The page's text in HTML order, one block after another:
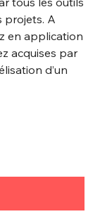
projets. A
en application
acquises par
d’un